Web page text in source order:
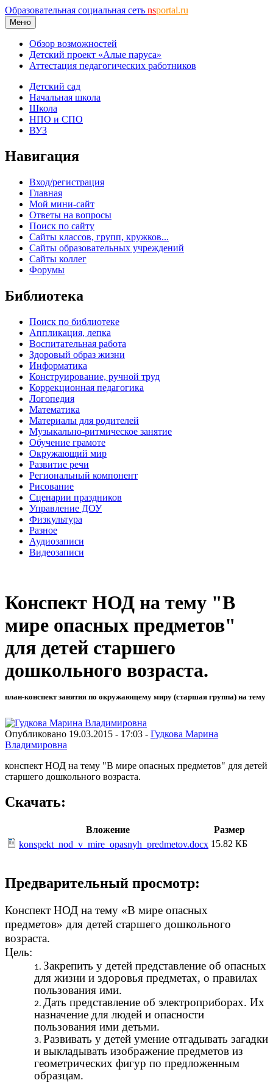
Образовательная социальная сеть nsportal.ru
Меню
Обзор возможностей
Детский проект «Алые паруса»
Аттестация педагогических работников
Детский сад
Начальная школа
Школа
НПО и СПО
ВУЗ
Навигация
Вход/регистрация
Главная
Мой мини-сайт
Ответы на вопросы
Поиск по сайту
Сайты классов, групп, кружков...
Сайты образовательных учреждений
Сайты коллег
Форумы
Библиотека
Поиск по библиотеке
Аппликация, лепка
Воспитательная работа
Здоровый образ жизни
Информатика
Конструирование, ручной труд
Коррекционная педагогика
Логопедия
Математика
Материалы для родителей
Музыкально-ритмическое занятие
Обучение грамоте
Окружающий мир
Развитие речи
Региональный компонент
Рисование
Сценарии праздников
Управление ДОУ
Физкультура
Разное
Аудиозаписи
Видеозаписи
Конспект НОД на тему "В
мире опасных предметов"
для детей старшего
дошкольного возраста.
план-конспект занятия по окружающему миру (старшая группа) на тему
Опубликовано 19.03.2015 - 17:03 - Гудкова Марина
Владимировна
конспект НОД на тему "В мире опасных предметов" для детей
старшего дошкольного возраста.
Скачать:
Вложение
Размер
konspekt_nod_v_mire_opasnyh_predmetov.docx 15.82 КБ
Предварительный просмотр:
Конспект НОД на тему «В мире опасных
предметов» для детей старшего дошкольного
возраста.
Цель:
Закрепить у детей представление об опасных
для жизни и здоровья предметах, о правилах
пользования ими.
Дать представление об электроприборах. Их
назначение для людей и опасности
пользования ими детьми.
Развивать у детей умение отгадывать загадки
и выкладывать изображение предметов из
геометрических фигур по предложенным
образцам.